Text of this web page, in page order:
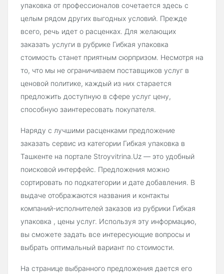
упаковка от профессионалов сочетается здесь с
целым рядом других выгодных условий. Прежде
всего, речь идет о расценках. Для желающих
заказать услуги в рубрике Гибкая упаковка
стоимость станет приятным сюрпризом. Несмотря на
то, что мы не ограничиваем поставщиков услуг в
ценовой политике, каждый из них старается
предложить доступную в сфере услуг цену,
способную заинтересовать покупателя.
Наряду с лучшими расценками предложение
заказать сервис из категории Гибкая упаковка в
Ташкенте на портале Stroyvitrina.Uz — это удобный
поисковой интерфейс. Предложения можно
сортировать по подкатегории и дате добавления. В
выдаче отображаются названия и контакты
компаний-исполнителей заказов из рубрики Гибкая
упаковка , цены услуг. Используя эту информацию,
вы сможете задать все интересующие вопросы и
выбрать оптимальный вариант по стоимости.
На странице выбранного предложения дается его